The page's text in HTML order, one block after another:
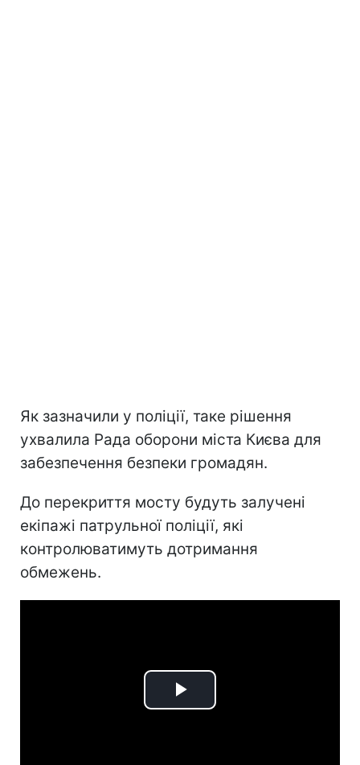
Як зазначили у поліції, таке рішення
ухвалила Рада оборони міста Києва для
забезпечення безпеки громадян.
До перекриття мосту будуть залучені
екіпажі патрульної поліції, які
контролюватимуть дотримання
обмежень.
Play